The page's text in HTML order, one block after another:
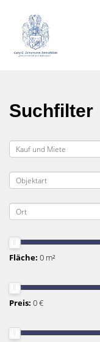
Suchfilter
Fläche: 0 m²
Preis: 0 €